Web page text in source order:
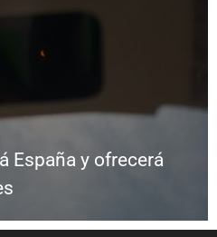
España y ofrecerá